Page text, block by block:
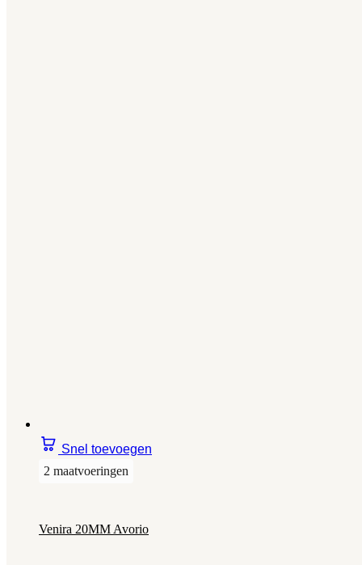
Snel toevoegen
2 maatvoeringen
Venira 20MM Avorio